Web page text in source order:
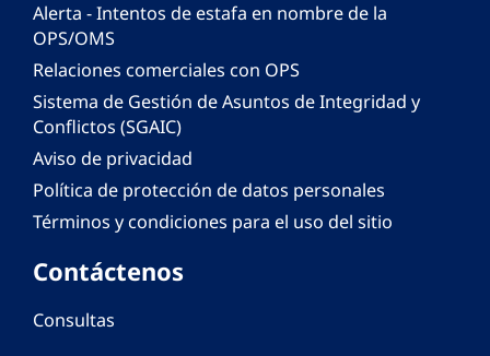
Alerta - Intentos de estafa en nombre de la
OPS/OMS
Relaciones comerciales con OPS
Sistema de Gestión de Asuntos de Integridad y
Conflictos (SGAIC)
Aviso de privacidad
Política de protección de datos personales
Términos y condiciones para el uso del sitio
Contáctenos
Consultas